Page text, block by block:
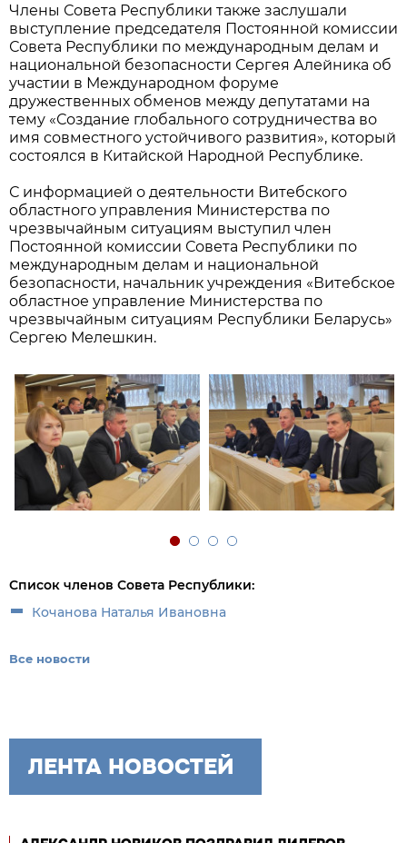
Члены Совета Республики также заслушали
выступление председателя Постоянной комиссии
Совета Республики по международным делам и
национальной безопасности Сергея Алейника об
участии в Международном форуме
дружественных обменов между депутатами на
тему «Создание глобального сотрудничества во
имя совместного устойчивого развития», который
состоялся в Китайской Народной Республике.
С информацией о деятельности Витебского
областного управления Министерства по
чрезвычайным ситуациям выступил член
Постоянной комиссии Совета Республики по
международным делам и национальной
безопасности, начальник учреждения «Витебское
областное управление Министерства по
чрезвычайным ситуациям Республики Беларусь»
Сергею Мелешкин.
Список членов Совета Республики:
Кочанова Наталья Ивановна
Все новости
ЛЕНТА НОВОСТЕЙ